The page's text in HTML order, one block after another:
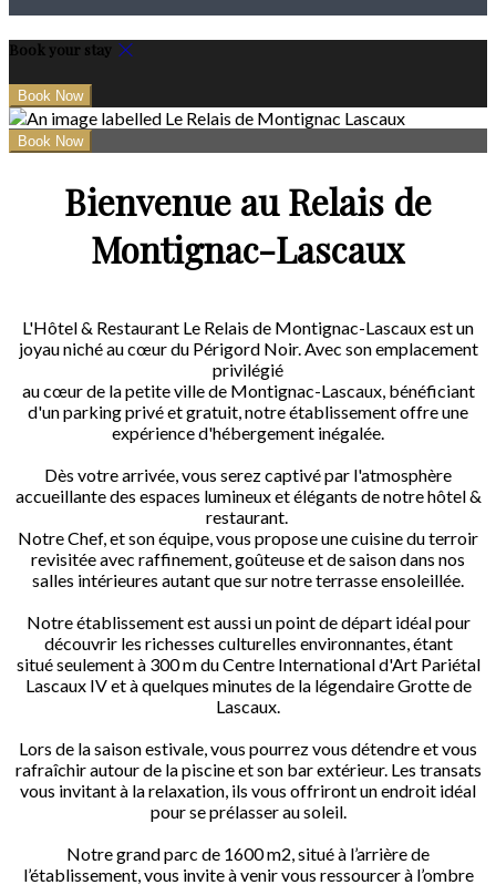
Book your stay
Bienvenue au Relais de
Montignac-Lascaux
L'Hôtel & Restaurant Le Relais de Montignac-Lascaux est un
joyau niché au cœur du Périgord Noir. Avec son emplacement
privilégié
au cœur de la petite ville de Montignac-Lascaux, bénéficiant
d'un parking privé et gratuit, notre établissement offre une
expérience d'hébergement inégalée.
Dès votre arrivée, vous serez captivé par l'atmosphère
accueillante des espaces lumineux et élégants de notre hôtel &
restaurant.
Notre Chef, et son équipe, vous propose une cuisine du terroir
revisitée avec raffinement, goûteuse et de saison dans nos
salles intérieures autant que sur notre terrasse ensoleillée.
Notre établissement est aussi un point de départ idéal pour
découvrir les richesses culturelles environnantes, étant
situé seulement à 300 m du Centre International d'Art Pariétal
Lascaux IV et à quelques minutes de la légendaire Grotte de
Lascaux.
Lors de la saison estivale, vous pourrez vous détendre et vous
rafraîchir autour de la piscine et son bar extérieur. Les transats
vous invitant à la relaxation, ils vous offriront un endroit idéal
pour se prélasser au soleil.
Notre grand parc de 1600 m2, situé à l’arrière de
l’établissement, vous invite à venir vous ressourcer à l’ombre